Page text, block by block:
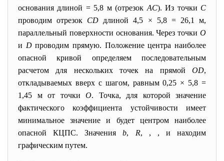
основания длиной = 5,8 м (отрезок АС). Из точки С
проводим отрезок СD длиной 4,5 × 5,8 = 26,1 м,
параллельный поверхности основания. Через точки О
и Dпроводим прямую. Положение центра наиболее
опасной кривой определяем последовательным
расчетом для нескольких точек на прямой ОD,
откладываемых вверх с шагом, равным 0,25 × 5,8 =
1,45 м от точки О. Точка, для которой значение
фактического коэффициента устойчивости имеет
минимальное значение и будет центром наиболее
опасной КЦПС. Значенияb, R, , , и находим
графическим путем.